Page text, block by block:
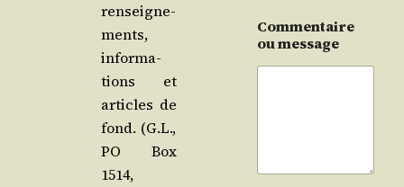
ren­sei­gne­
ments,
infor­ma­
tions et
articles de
fond. (G.L.,
PO Box
1514,
Commentaire
ou message